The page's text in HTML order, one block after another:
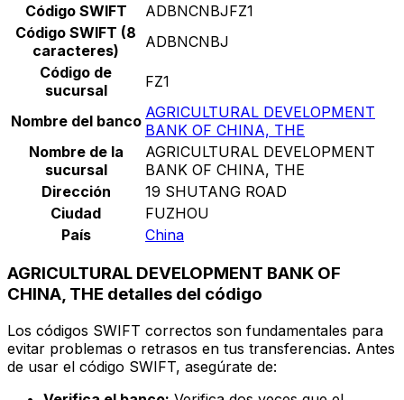
Código SWIFT
ADBNCNBJFZ1
Código SWIFT (8
caracteres)
ADBNCNBJ
Código de
sucursal
FZ1
Nombre del banco AGRICULTURAL DEVELOPMENT
BANK OF CHINA, THE
Nombre de la
sucursal
AGRICULTURAL DEVELOPMENT
BANK OF CHINA, THE
Dirección
19 SHUTANG ROAD
Ciudad
FUZHOU
País
China
AGRICULTURAL DEVELOPMENT BANK OF
CHINA, THE detalles del código
Los códigos SWIFT correctos son fundamentales para
evitar problemas o retrasos en tus transferencias. Antes
de usar el código SWIFT, asegúrate de: